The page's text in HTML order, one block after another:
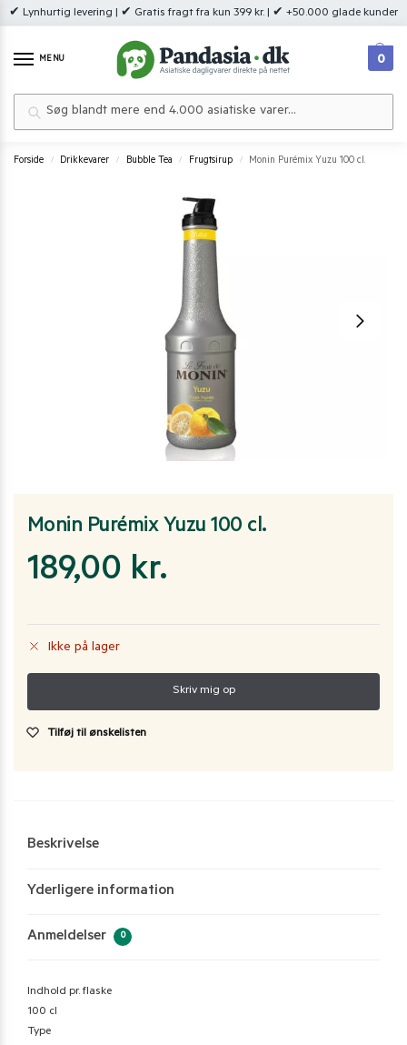
✔ Lynhurtig levering | ✔ Gratis fragt fra kun 399 kr. | ✔ +50.000 glade kunder
MENU 0
Forside / Drikkevarer / Bubble Tea / Frugtsirup / Monin Purémix Yuzu 100 cl.
Monin Purémix Yuzu 100 cl.
189,00 kr.
Ikke på lager
Tilføj til ønskelisten
Beskrivelse
Yderligere information
Anmeldelser 0
Indhold pr. flaske
100 cl
Type